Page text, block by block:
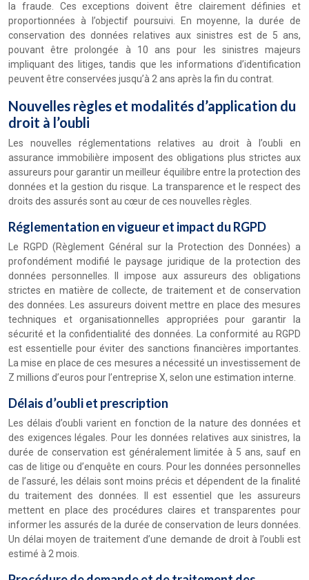
la fraude. Ces exceptions doivent être clairement définies et
proportionnées à l’objectif poursuivi. En moyenne, la durée de
conservation des données relatives aux sinistres est de 5 ans,
pouvant être prolongée à 10 ans pour les sinistres majeurs
impliquant des litiges, tandis que les informations d’identification
peuvent être conservées jusqu’à 2 ans après la fin du contrat.
Nouvelles règles et modalités d’application du
droit à l’oubli
Les nouvelles réglementations relatives au droit à l’oubli en
assurance immobilière imposent des obligations plus strictes aux
assureurs pour garantir un meilleur équilibre entre la protection des
données et la gestion du risque. La transparence et le respect des
droits des assurés sont au cœur de ces nouvelles règles.
Réglementation en vigueur et impact du RGPD
Le RGPD (Règlement Général sur la Protection des Données) a
profondément modifié le paysage juridique de la protection des
données personnelles. Il impose aux assureurs des obligations
strictes en matière de collecte, de traitement et de conservation
des données. Les assureurs doivent mettre en place des mesures
techniques et organisationnelles appropriées pour garantir la
sécurité et la confidentialité des données. La conformité au RGPD
est essentielle pour éviter des sanctions financières importantes.
La mise en place de ces mesures a nécessité un investissement de
Z millions d’euros pour l’entreprise X, selon une estimation interne.
Délais d’oubli et prescription
Les délais d’oubli varient en fonction de la nature des données et
des exigences légales. Pour les données relatives aux sinistres, la
durée de conservation est généralement limitée à 5 ans, sauf en
cas de litige ou d’enquête en cours. Pour les données personnelles
de l’assuré, les délais sont moins précis et dépendent de la finalité
du traitement des données. Il est essentiel que les assureurs
mettent en place des procédures claires et transparentes pour
informer les assurés de la durée de conservation de leurs données.
Un délai moyen de traitement d’une demande de droit à l’oubli est
estimé à 2 mois.